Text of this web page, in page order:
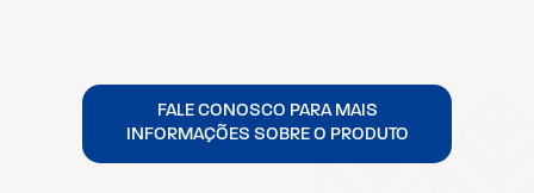
FALE CONOSCO PARA MAIS
INFORMAÇÕES SOBRE O PRODUTO